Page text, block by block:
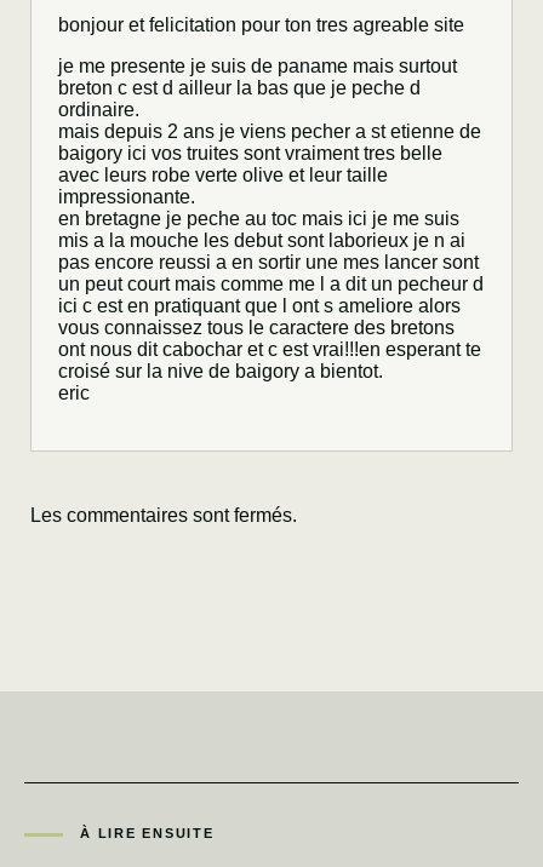
bonjour et felicitation pour ton tres agreable site
je me presente je suis de paname mais surtout
breton c est d ailleur la bas que je peche d
ordinaire.
mais depuis 2 ans je viens pecher a st etienne de
baigory ici vos truites sont vraiment tres belle
avec leurs robe verte olive et leur taille
impressionante.
en bretagne je peche au toc mais ici je me suis
mis a la mouche les debut sont laborieux je n ai
pas encore reussi a en sortir une mes lancer sont
un peut court mais comme me l a dit un pecheur d
ici c est en pratiquant que l ont s ameliore alors
vous connaissez tous le caractere des bretons
ont nous dit cabochar et c est vrai!!!en esperant te
croisé sur la nive de baigory a bientot.
eric
Les commentaires sont fermés.
À LIRE ENSUITE